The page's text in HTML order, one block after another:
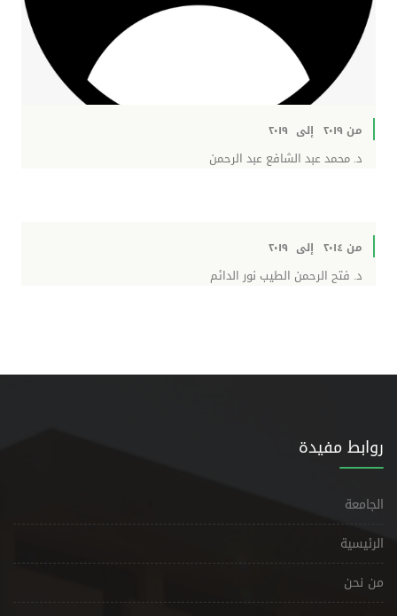
من ٢٠١٩ إلى ٢٠١٩
د. محمد عبد الشافع عبد الرحمن
من ٢٠١٤ إلى ٢٠١٩
د. فتح الرحمن الطيب نور الدائم
روابط مفيدة
الجامعة
الرئيسية
من نحن